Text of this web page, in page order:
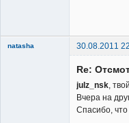
natasha 30.08.2011
Re:
julz_nsk,
Вчера на
Спасибо,